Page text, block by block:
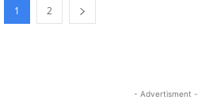
1 2
- Advertisment -